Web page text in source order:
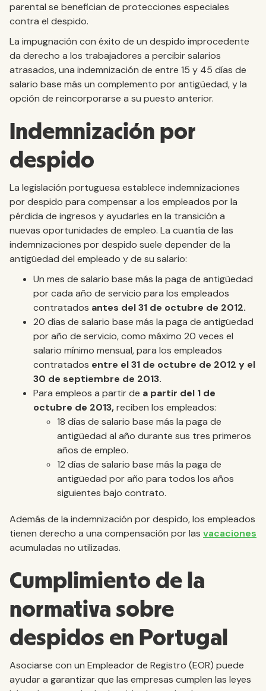
parental se benefician de protecciones especiales
contra el despido.
La impugnación con éxito de un despido improcedente
da derecho a los trabajadores a percibir salarios
atrasados, una indemnización de entre 15 y 45 días de
salario base más un complemento por antigüedad, y la
opción de reincorporarse a su puesto anterior.
Indemnización por
despido
La legislación portuguesa establece indemnizaciones
por despido para compensar a los empleados por la
pérdida de ingresos y ayudarles en la transición a
nuevas oportunidades de empleo. La cuantía de las
indemnizaciones por despido suele depender de la
antigüedad del empleado y de su salario:
Un mes de salario base más la paga de antigüedad
por cada año de servicio para los empleados
contratados antes del 31 de octubre de 2012.
20 días de salario base más la paga de antigüedad
por año de servicio, como máximo 20 veces el
salario mínimo mensual, para los empleados
contratados entre el31 de octubre de 2012 y el
30 de septiembre de 2013.
Para empleos a partir de a partir del 1 de
octubre de 2013,reciben los empleados:
18 días de salario base más la paga de
antigüedad al año durante sus tres primeros
años de empleo.
12 días de salario base más la paga de
antigüedad por año para todos los años
siguientes bajo contrato.
Además de la indemnización por despido, los empleados
tienen derecho a una compensación por las vacaciones
acumuladas no utilizadas.
Cumplimiento de la
normativa sobre
despidos en Portugal
Asociarse con un Empleador de Registro (EOR) puede
ayudar a garantizar que las empresas cumplen las leyes